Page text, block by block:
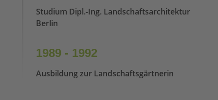
Studium Dipl.-Ing. Landschaftsarchitektur
Berlin
1989 - 1992
Ausbildung zur Landschaftsgärtnerin